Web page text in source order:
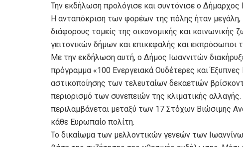
Την εκδήλωση προλόγισε και συντόνισε ο
Η ανταπόκριση των φορέων της πόλης ήταν
διάφορους τομείς της οικονομικής και
γειτονικών δήμων και επικεφαλής και
Με την εκδήλωση αυτή, ο Δήμος Ιωαννιτών
πρόγραμμα «100 Ενεργειακά Ουδέτερες και Έξυπνες
αστικοποίησης των τελευταίων δεκαετιών
περιορισμό των συνεπειών της κλιματικής
περιλαμβάνεται μεταξύ των 17 Στόχων Βιώσιμης
κάθε Ευρωπαίο πολίτη.
Το δικαίωμα των μελλοντικών γενεών των